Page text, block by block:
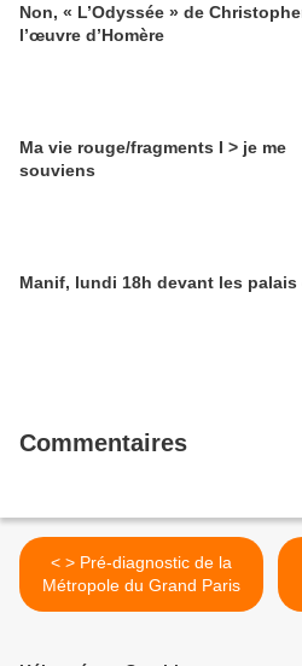
Non, « L’Odyssée » de
l’œuvre d’Homère
Ma vie rouge/fragments I > je me
souviens
Manif, lundi 18h devant les
Commentaires
< > Pré-diagnostic de la
Métropole du Grand Paris